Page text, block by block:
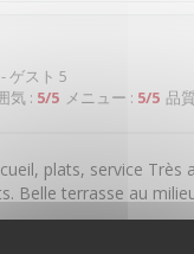
ゲスト 5
気 : 5/5 メニュー : 5/5 品
plats, service Très
Belle terrasse au